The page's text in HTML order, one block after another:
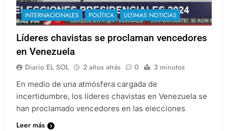
INTERNACIONALES POLÍTICA ULTIMAS NOTICIAS
Líderes chavistas se proclaman vencedores
en Venezuela
Diario EL SOL 2 años atrás 0 3 minutos
En medio de una atmósfera cargada de
incertidumbre, los líderes chavistas en Venezuela se
han proclamado vencedores en las elecciones
Leer más